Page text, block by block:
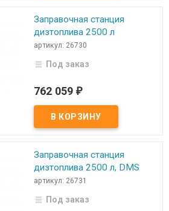
Заправочная станция
дизтоплива 2500 л
артикул: 26730
Под заказ
762 059 ₽
Заправочная станция
дизтоплива 2500 л, DMS
артикул: 26731
Под заказ